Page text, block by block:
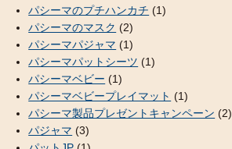
パシーマのプチハンカチ (1)
パシーマのマスク (2)
パシーマパジャマ (1)
パシーマパットシーツ (1)
パシーマベビー (1)
パシーマベビープレイマット (1)
パシーマ製品プレゼントキャンペーン (2)
パジャマ (3)